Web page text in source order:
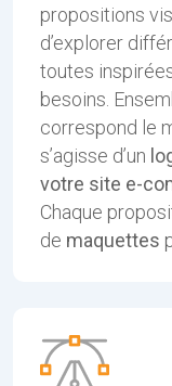
propositions
d’explorer
toutes
besoins.
correspond le
s’agisse d’un
votre site e-
Chaque
de maquettes